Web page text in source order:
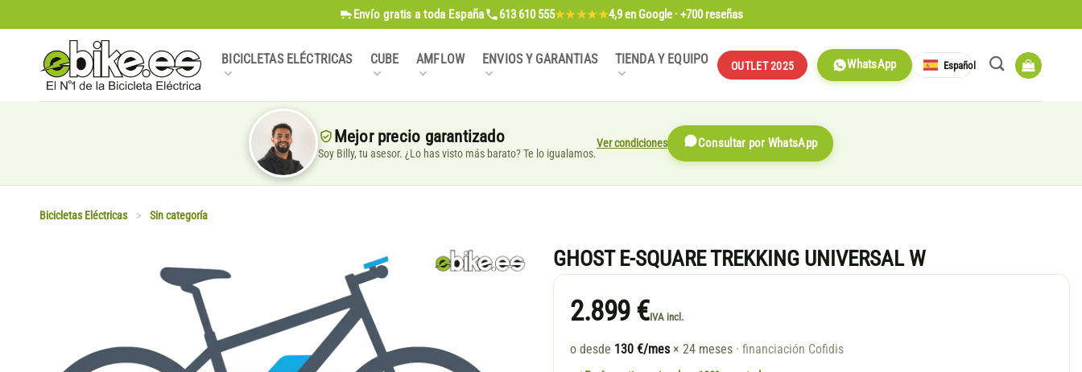
al
contenido
Envío gratis a toda España 613 610 555★★★★★4,9en Google · +700 reseñas
BICICLETAS ELÉCTRICAS CUBE AMFLOW ENVIOS Y GARANTIAS TIENDA Y EQUIPO OUTLET 2025 WhatsApp Español
Mejor precio garantizado
Soy Billy, tu asesor. ¿Lo has visto más barato? Te lo igualamos.
Ver condiciones Consultar por WhatsApp
Bicicletas Eléctricas > Sin categoría
GHOST E-SQUARE TREKKING UNIVERSAL W
2.899 €IVA incl.
o desde 130 €/mes × 24 meses · financiación Cofidis